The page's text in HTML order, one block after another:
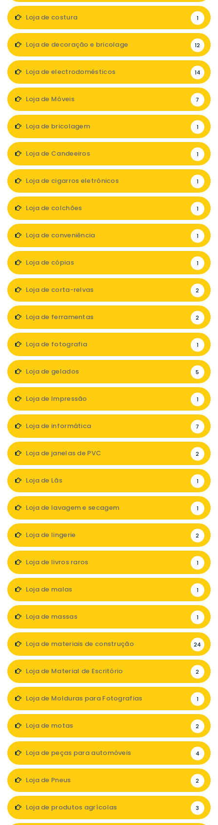
Loja de costura 1
Loja de decoração e bricolage 12
Loja de electrodomésticos 14
Loja de Móveis 7
Loja de bricolagem 1
Loja de Candeeiros 1
Loja de cigarros eletrónicos 1
Loja de colchões 1
Loja de conveniência 1
Loja de cópias 1
Loja de corta-relvas 2
Loja de ferramentas 2
Loja de fotografia 1
Loja de gelados 5
Loja de Impressão 1
Loja de informática 7
Loja de janelas de PVC 2
Loja de Lãs 1
Loja de lavagem e secagem 1
Loja de lingerie 2
Loja de livros raros 1
Loja de malas 1
Loja de massas 1
Loja de materiais de construção 24
Loja de Material de Escritório 2
Loja de Molduras para Fotografias 1
Loja de motas 2
Loja de peças para automóveis 4
Loja de Pneus 2
Loja de produtos agrícolas 3